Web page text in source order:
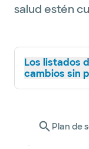
salud estén
Los listados
cambios sin
Plan de